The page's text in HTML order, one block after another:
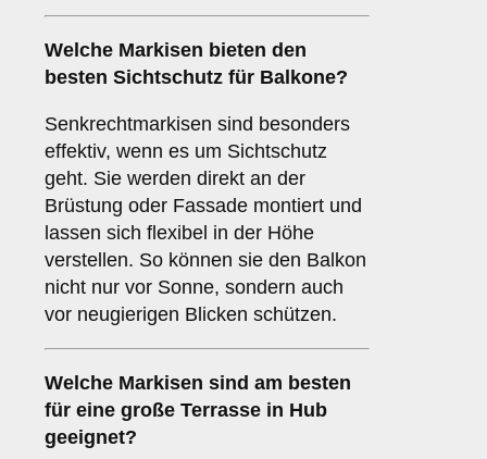
Welche Markisen bieten den
besten Sichtschutz für Balkone?
Senkrechtmarkisen sind besonders
effektiv, wenn es um Sichtschutz
geht. Sie werden direkt an der
Brüstung oder Fassade montiert und
lassen sich flexibel in der Höhe
verstellen. So können sie den Balkon
nicht nur vor Sonne, sondern auch
vor neugierigen Blicken schützen.
Welche Markisen sind am besten
für eine große Terrasse in Hub
geeignet?